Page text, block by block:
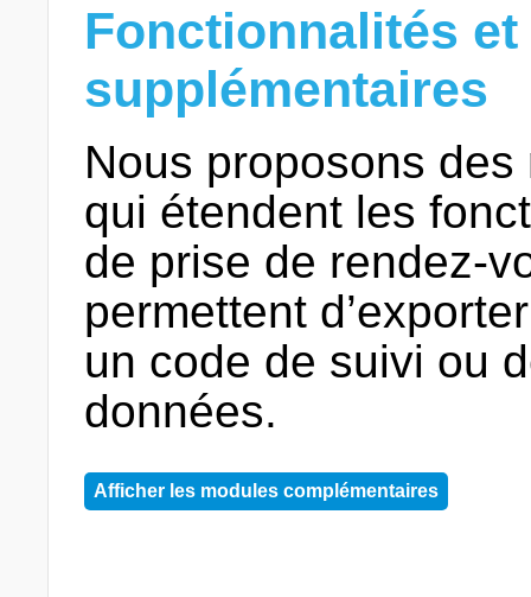
Fonctionnalités
supplémentaires
Nous proposons
qui étendent les
de prise de rendez-
permettent
un code de suivi ou
données.
Afficher les modules complémentaires